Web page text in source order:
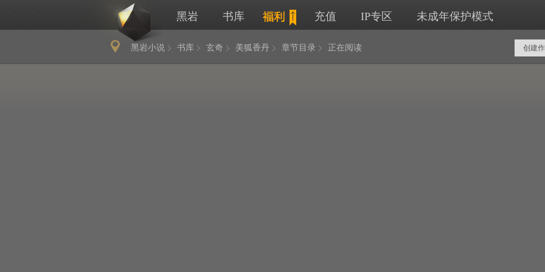
黑岩 书库 充值 IP专区 未成年保护模式
黑岩小说 书库 玄奇 美狐香丹 章节目录 正在阅读 创建